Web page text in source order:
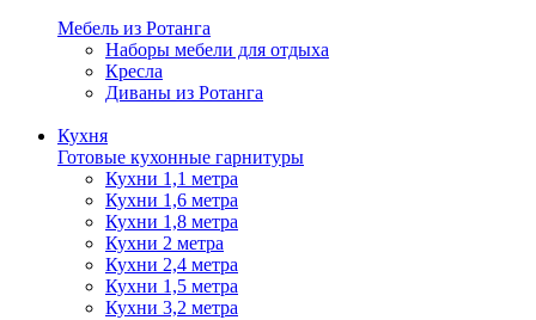
Мебель из Ротанга
Наборы мебели для отдыха
Кресла
Диваны из Ротанга
Кухня
Готовые кухонные гарнитуры
Кухни 1,1 метра
Кухни 1,6 метра
Кухни 1,8 метра
Кухни 2 метра
Кухни 2,4 метра
Кухни 1,5 метра
Кухни 3,2 метра